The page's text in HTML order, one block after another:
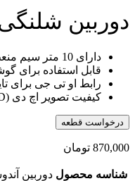
دوربین شلنگی
دارای 10 متر سیم منعطف
قابل استفاده برای
رابط او تی جی برای
کیفیت تصویر اچ دی (HD)
درخواست قطعه
870,000 تومان
شناسه محصول دوربین